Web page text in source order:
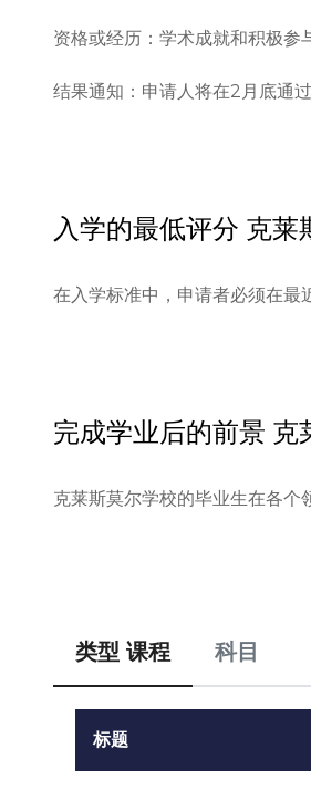
资格或经历：学术成就和积极参
结果通知：申请人将在2月底通
入学的最低评分 克莱
在入学标准中，申请者必须在最
完成学业后的前景 克
克莱斯莫尔学校的毕业生在各
类型 课程 科目
标题